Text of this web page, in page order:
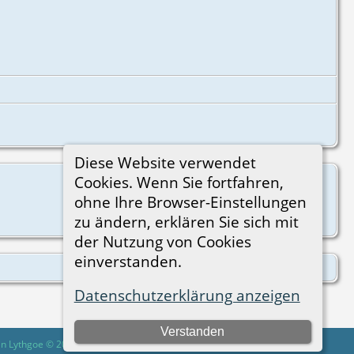
Diese Website verwendet
Cookies. Wenn Sie fortfahren,
ohne Ihre Browser-Einstellungen
zu ändern, erklären Sie sich mit
der Nutzung von Cookies
einverstanden.
Datenschutzerklärung anzeigen
Verstanden
Lythgoe © 2001-2026.